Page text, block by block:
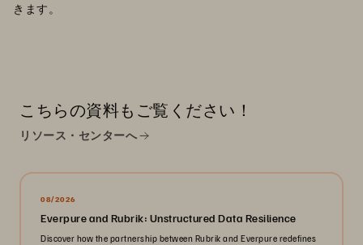
きます。
こちらの資料もご覧ください！
リソース・センターへ
08/2026
Everpure and Rubrik: Unstructured Data Resilience
Discover how the partnership between Rubrik and Everpure redefines